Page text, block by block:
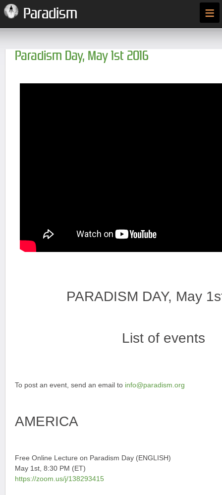
Paradism ≡
Paradism Day, May 1st 2016
PARADISM DAY, May
List of events
To post an event, send an email to info@paradism.org
AMERICA
Free Online Lecture on Paradism Day (ENGLISH)
May 1st, 8:30 PM (ET)
https://zoom.us/j/138293415